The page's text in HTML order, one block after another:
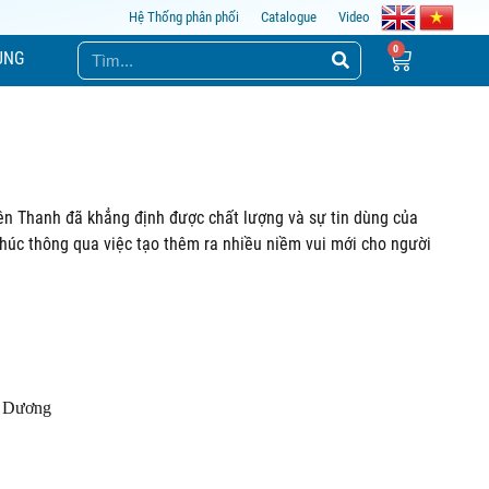
Hệ Thống phân phối Catalogue Video
Thanh đã khẳng định được chất lượng và sự tin dùng của
thông qua việc tạo thêm ra nhiều niềm vui mới cho người